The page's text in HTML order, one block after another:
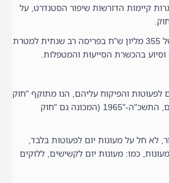
קיימות הדורשות שיפור הסטנדרט, על
זאת בנוסף להקצאה של 355 מליון ש"ח בפריסה רב שנתית למטרת
בהכשרת הסייעות והמטפלות.
לפעוטות והפיקוח עליהם, הנו מתוקף "חוק
הפיקוח על מעונות היום, התשכ"ה-"1965 (המכונה גם "חוק
לא חל על מעונות יום לפעוטות בלבד,
כמו: מעונות יום לקשישים, ללוקים